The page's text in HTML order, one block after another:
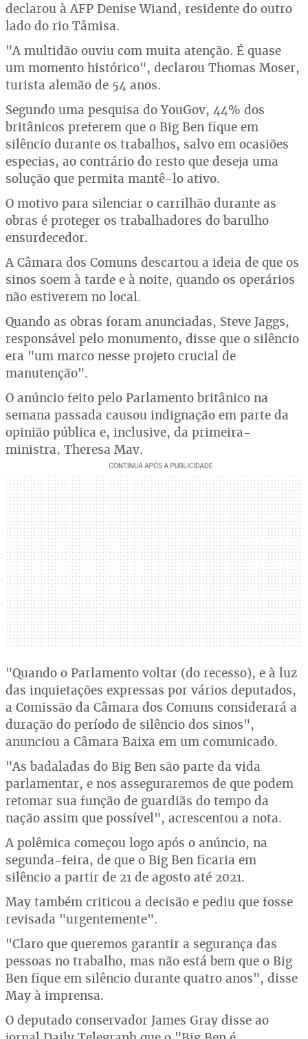
declarou à AFP Denise Wiand, residente do outro
lado do rio Tâmisa.
"A multidão ouviu com muita atenção. É quase
um momento histórico", declarou Thomas Moser,
turista alemão de 54 anos.
Segundo uma pesquisa do YouGov, 44% dos
britânicos preferem que o Big Ben fique em
silêncio durante os trabalhos, salvo em ocasiões
especias, ao contrário do resto que deseja uma
solução que permita mantê-lo ativo.
O motivo para silenciar o carrilhão durante as
obras é proteger os trabalhadores do barulho
ensurdecedor.
A Câmara dos Comuns descartou a ideia de que os
sinos soem à tarde e à noite, quando os operários
não estiverem no local.
Quando as obras foram anunciadas, Steve Jaggs,
responsável pelo monumento, disse que o silêncio
era "um marco nesse projeto crucial de
manutenção".
O anúncio feito pelo Parlamento britânico na
semana passada causou indignação em parte da
opinião pública e, inclusive, da primeira-
ministra, Theresa May.
"Quando o Parlamento voltar (do recesso), e à luz
das inquietações expressas por vários deputados,
a Comissão da Câmara dos Comuns considerará a
duração do período de silêncio dos sinos",
anunciou a Câmara Baixa em um comunicado.
"As badaladas do Big Ben são parte da vida
parlamentar, e nos asseguraremos de que podem
retomar sua função de guardiãs do tempo da
nação assim que possível", acrescentou a nota.
A polêmica começou logo após o anúncio, na
segunda-feira, de que o Big Ben ficaria em
silêncio a partir de 21 de agosto até 2021.
May também criticou a decisão e pediu que fosse
revisada "urgentemente".
"Claro que queremos garantir a segurança das
pessoas no trabalho, mas não está bem que o Big
Ben fique em silêncio durante quatro anos", disse
May à imprensa.
O deputado conservador James Gray disse ao